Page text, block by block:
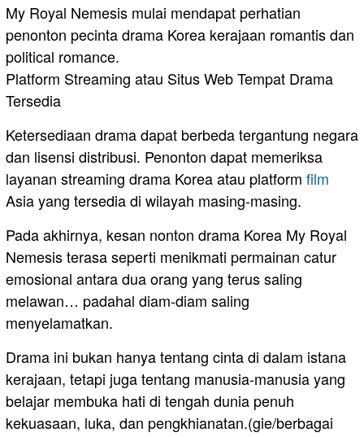
My Royal Nemesis mulai mendapat perhatian
penonton pecinta drama Korea kerajaan romantis dan
political romance.
Platform Streaming atau Situs Web Tempat Drama
Tersedia
Ketersediaan drama dapat berbeda tergantung negara
dan lisensi distribusi. Penonton dapat memeriksa
layanan streaming drama Korea atau platform film
Asia yang tersedia di wilayah masing-masing.
Pada akhirnya, kesan nonton drama Korea My Royal
Nemesis terasa seperti menikmati permainan catur
emosional antara dua orang yang terus saling
melawan… padahal diam-diam saling
menyelamatkan.
Drama ini bukan hanya tentang cinta di dalam istana
kerajaan, tetapi juga tentang manusia-manusia yang
belajar membuka hati di tengah dunia penuh
kekuasaan, luka, dan pengkhianatan.(gie/berbagai